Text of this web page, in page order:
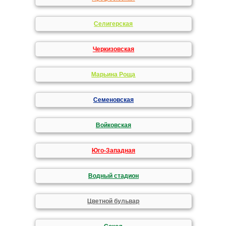
Селигерская
Черкизовская
Марьина Роща
Семеновская
Войковская
Юго-Западная
Водный стадион
Цветной бульвар